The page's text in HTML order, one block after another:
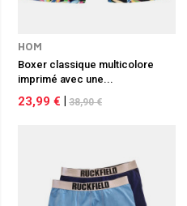
HOM
Boxer classique multicolore
imprimé avec une...
23,99 € 38,90 €